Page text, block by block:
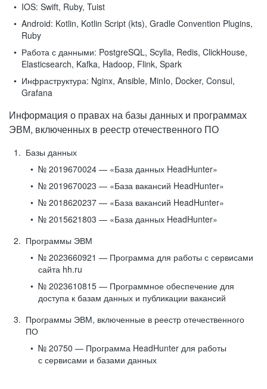
IOS: Swift, Ruby, Tuist
Android: Kotlin, Kotlin Script (kts), Gradle Convention Plugins,
Ruby
Работа с данными: PostgreSQL, Scylla, Redis, ClickHouse,
Elasticsearch, Kafka, Hadoop, Flink, Spark
Инфраструктура: Nginx, Ansible, MinIo, Docker, Consul,
Grafana
Информация о правах на базы данных и программах
ЭВМ, включенных в реестр отечественного ПО
Базы данных
№ 2019670024 — «База данных HeadHunter»
№ 2019670023 — «База вакансий HeadHunter»
№ 2018620237 — «База вакансий HeadHunter»
№ 2015621803 — «База данных HeadHunter»
Программы ЭВМ
№ 2023660921 — Программа для работы с сервисами
сайта hh.ru
№ 2023610815 — Программное обеспечение для
доступа к базам данных и публикации вакансий
Программы ЭВМ, включенные в реестр отечественного
ПО
№ 20750 — Программа HeadHunter для работы
с сервисами и базами данных